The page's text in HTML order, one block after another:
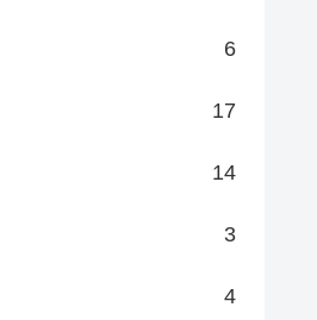
6
17
14
3
4